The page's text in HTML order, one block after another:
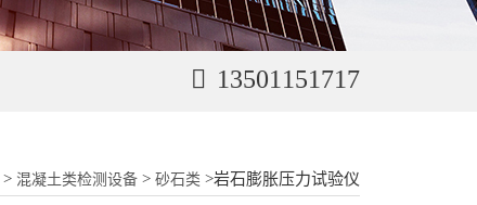
13501151717
> 混凝土类检测设备 >砂石类 >岩石膨胀压力试验仪